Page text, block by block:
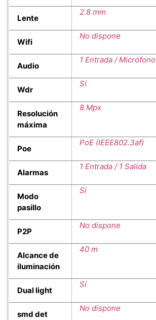
Lente
2.8 mm
Wifi
No dispone
Audio
1 Entrada / Micrófono
Wdr
Sí
Resolución
máxima
8 Mpx
Poe
PoE (IEEE802.3af)
Alarmas
1 Entrada / 1 Salida
Modo
pasillo
Sí
P2P
No dispone
Alcance de
iluminación
40 m
Dual light
Sí
smd det
No dispone